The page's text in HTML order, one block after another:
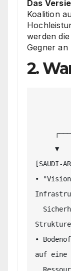
Das
Koalition
werden
Gegner
2.
[SAUDI-
•
•
auf eine